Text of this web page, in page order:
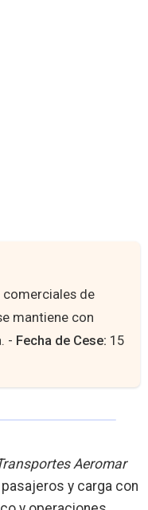
comerciales de
mantiene con
- Fecha de Cese: 15
Aeromar
y carga con